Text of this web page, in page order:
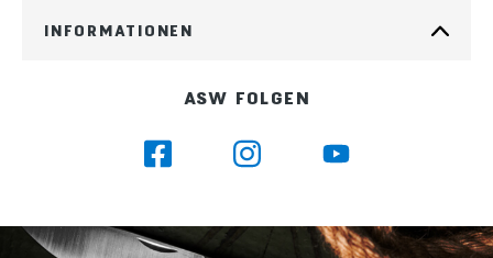
INFORMATIONEN
ASW FOLGEN